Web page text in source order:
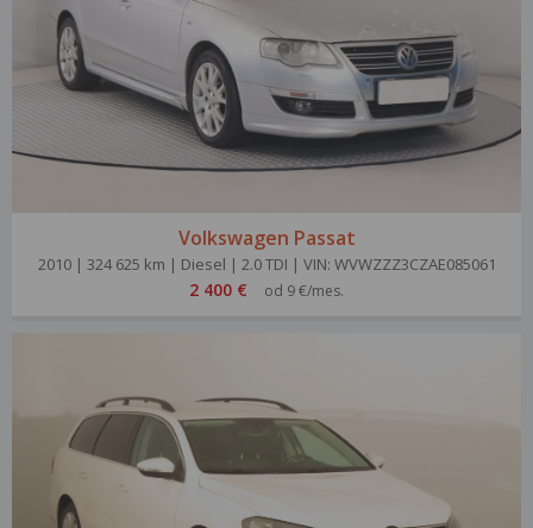
Volkswagen Passat
2010 | 324 625 km | Diesel | 2.0 TDI | VIN: WVWZZZ3CZAE085061
2 400 € od 9 €/mes.